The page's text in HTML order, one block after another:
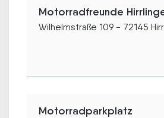
Motorradfreunde
Wilhelmstraße 109 - 72145
Motorradparkplatz